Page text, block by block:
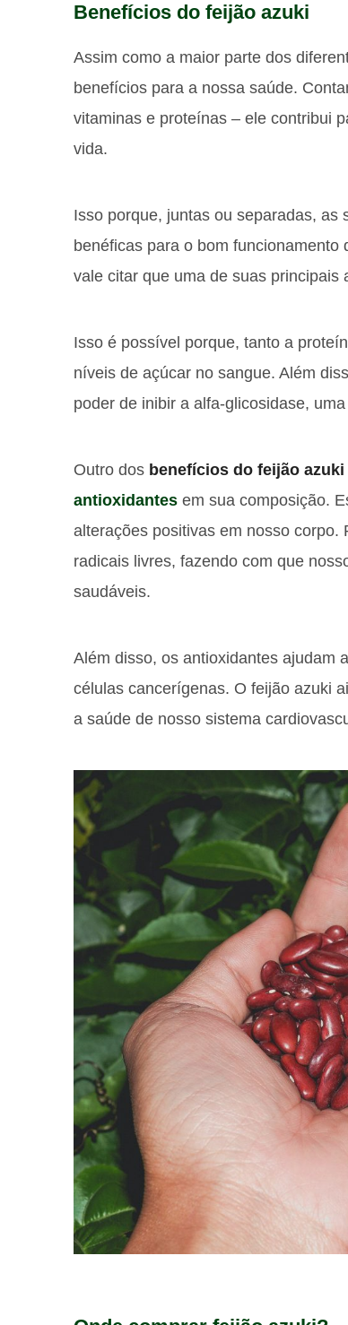
Benefícios do feijão azuki
Assim como a maior parte dos
benefícios para a nossa saúde.
vitaminas e proteínas – ele contribui
vida.
Isso porque, juntas ou separadas, as
benéficas para o bom
vale citar que uma de suas principais
Isso é possível porque, tanto a
níveis de açúcar no sangue. Além
poder de inibir a alfa-glicosidase,
Outro dos benefícios do feijão
antioxidantes em sua composição.
alterações positivas em nosso
radicais livres, fazendo com que
saudáveis.
Além disso, os antioxidantes ajudam
células cancerígenas. O feijão azuki
a saúde de nosso sistema